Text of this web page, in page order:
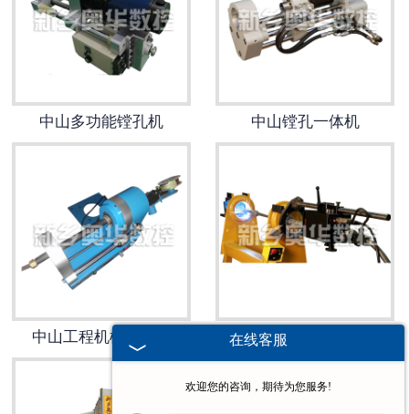
中山多功能镗孔机 中山镗孔一体机
中山工程机械镗孔机 中山自动镗焊机
在线客服
欢迎您的咨询，期待为您服务!